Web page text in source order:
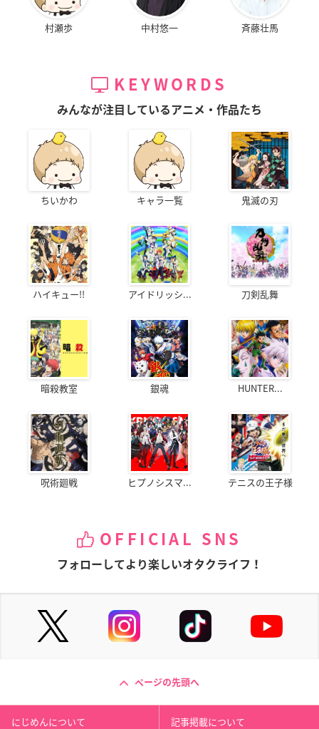
村瀬歩 中村悠一 斉藤壮馬
KEYWORDS
みんなが注目しているアニメ・作品たち
ちいかわ キャラ一覧 鬼滅の刃
ハイキュー!! アイドリッシ... 刀剣乱舞
暗殺教室 銀魂 HUNTER...
呪術廻戦 ヒプノシスマ... テニスの王子様
OFFICIAL SNS
フォローしてより楽しいオタクライフ！
ページの先頭へ
にじめんについて 記事掲載について